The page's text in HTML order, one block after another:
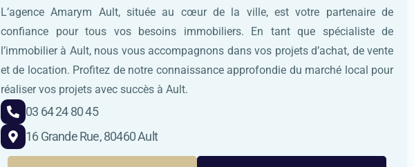
L’agence Amarym Ault, située au cœur de la ville, est votre partenaire de
confiance pour tous vos besoins immobiliers. En tant que spécialiste de
l’immobilier à Ault, nous vous accompagnons dans vos projets d’achat, de vente
et de location. Profitez de notre connaissance approfondie du marché local pour
réaliser vos projets avec succès à Ault.
03 64 24 80 45
16 Grande Rue, 80460 Ault